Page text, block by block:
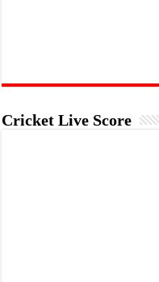
Cricket Live Score